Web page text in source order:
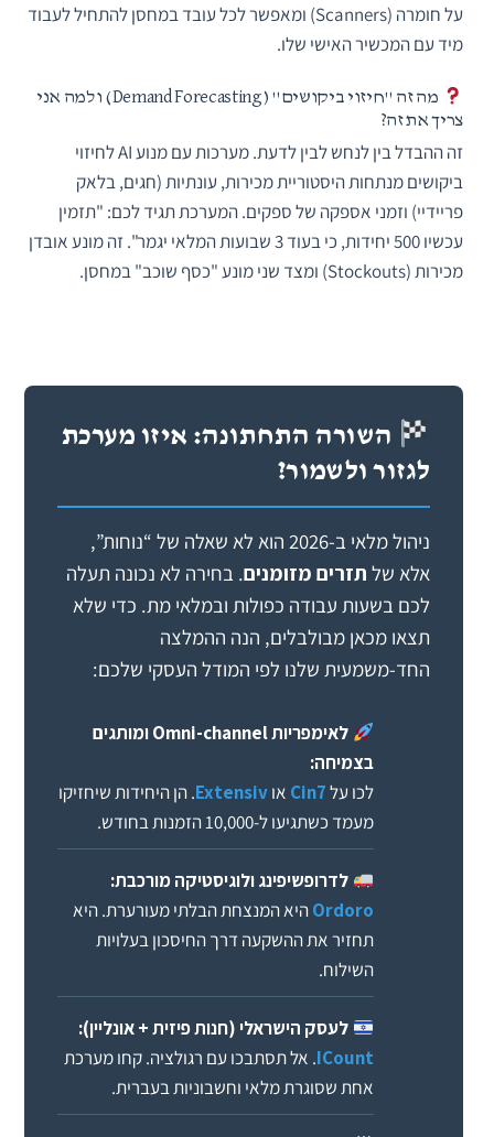
על חומרה (Scanners) ומאפשר לכל עובד במחסן להתחיל לעבוד
מיד עם המכשיר האישי שלו.
מה זה "חיזוי ביקושים" (Demand Forecasting) ולמה אני
צריך את זה?
זה ההבדל בין לנחש לבין לדעת. מערכות עם מנוע AI לחיזוי
ביקושים מנתחות היסטוריית מכירות, עונתיות (חגים, בלאק
פריידיי) וזמני אספקה של ספקים. המערכת תגיד לכם: "תזמין
עכשיו 500 יחידות, כי בעוד 3 שבועות המלאי יגמר". זה מונע אובדן
מכירות (Stockouts) ומצד שני מונע "כסף שוכב" במחסן.
השורה התחתונה: איזו מערכת
לגזור ולשמור?
ניהול מלאי ב-2026 הוא לא שאלה של “נוחות”,
אלא של תזרים מזומנים. בחירה לא נכונה תעלה
לכם בשעות עבודה כפולות ובמלאי מת. כדי שלא
תצאו מכאן מבולבלים, הנה ההמלצה
החד-משמעית שלנו לפי המודל העסקי שלכם:
לאימפריות Omni-channel ומותגים
בצמיחה:
לכו עלCin7 אוExtensiv. הן היחידות שיחזיקו
מעמד כשתגיעו ל-10,000 הזמנות בחודש.
לדרופשיפינג ולוגיסטיקה מורכבת:
Ordoroהיא המנצחת הבלתי מעורערת. היא
תחזיר את ההשקעה דרך החיסכון בעלויות
השילוח.
לעסק הישראלי (חנות פיזית + אונליין):
ICount. אל תסתבכו עם רגולציה. קחו מערכת
אחת שסוגרת מלאי וחשבוניות בעברית.